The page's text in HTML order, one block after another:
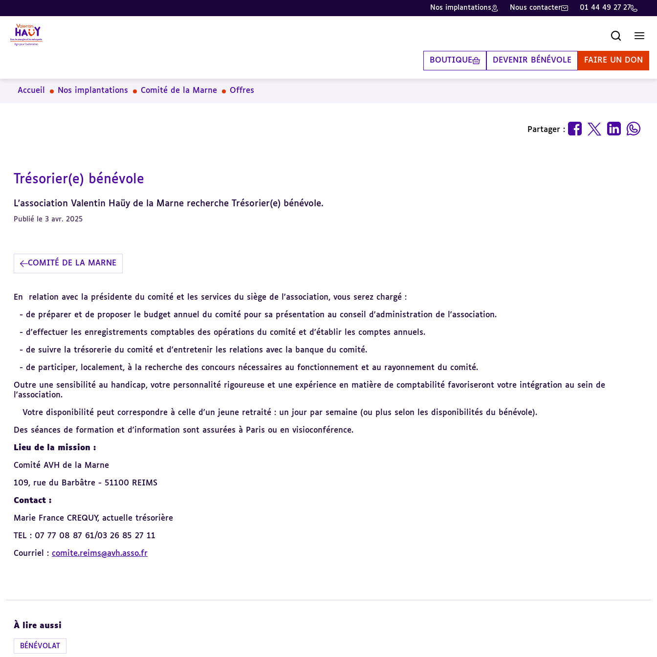
Aller
au
contenu
principal
Aller
au
pied
de
Aller
à
la
recherche
Nos implantations Nous contacter 01 44 49 27 27
BOUTIQUE DEVENIR BÉNÉVOLE FAIRE UN DON
Accueil Nos implantations Comité de la Marne Offres
Partager :
Trésorier(e) bénévole
L'association Valentin Haüy de la Marne recherche Trésorier(e) bénévole.
Publié le 3 avr. 2025
COMITÉ DE LA MARNE
En relation avec la présidente du comité et les services du siège de l'association, vous serez chargé :
- de préparer et de proposer le budget annuel du comité pour sa présentation au conseil d'administration de l'association.
- d'effectuer les enregistrements comptables des opérations du comité et d'établir les comptes annuels.
- de suivre la trésorerie du comité et d'entretenir les relations avec la banque du comité.
- de participer, localement, à la recherche des concours nécessaires au fonctionnement et au rayonnement du comité.
Outre une sensibilité au handicap, votre personnalité rigoureuse et une expérience en matière de comptabilité favoriseront votre intégration au sein de
l'association.
Votre disponibilité peut correspondre à celle d'un jeune retraité : un jour par semaine (ou plus selon les disponibilités du bénévole).
Des séances de formation et d'information sont assurées à Paris ou en visioconférence.
Lieu de la mission :
Comité AVH de la Marne
109, rue du Barbâtre - 51100 REIMS
Contact :
Marie France CREQUY, actuelle trésorière
TEL : 07 77 08 87 61/03 26 85 27 11
Courriel : comite.reims@avh.asso.fr
au
sommaire
À lire aussi
BÉNÉVOLAT